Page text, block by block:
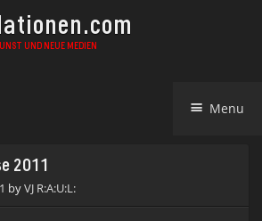
UND NEUE MEDIEN
Menu
2011
byVJ R:A:U:L: